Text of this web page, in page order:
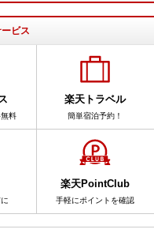
ビス
料
楽天トラベル
簡単宿泊予約！
楽天PointClub
手軽にポイントを確認